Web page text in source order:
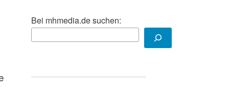
Bei mhmedia.de suchen: